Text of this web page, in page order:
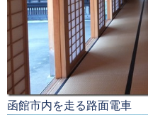
函館市内を走る路面電車